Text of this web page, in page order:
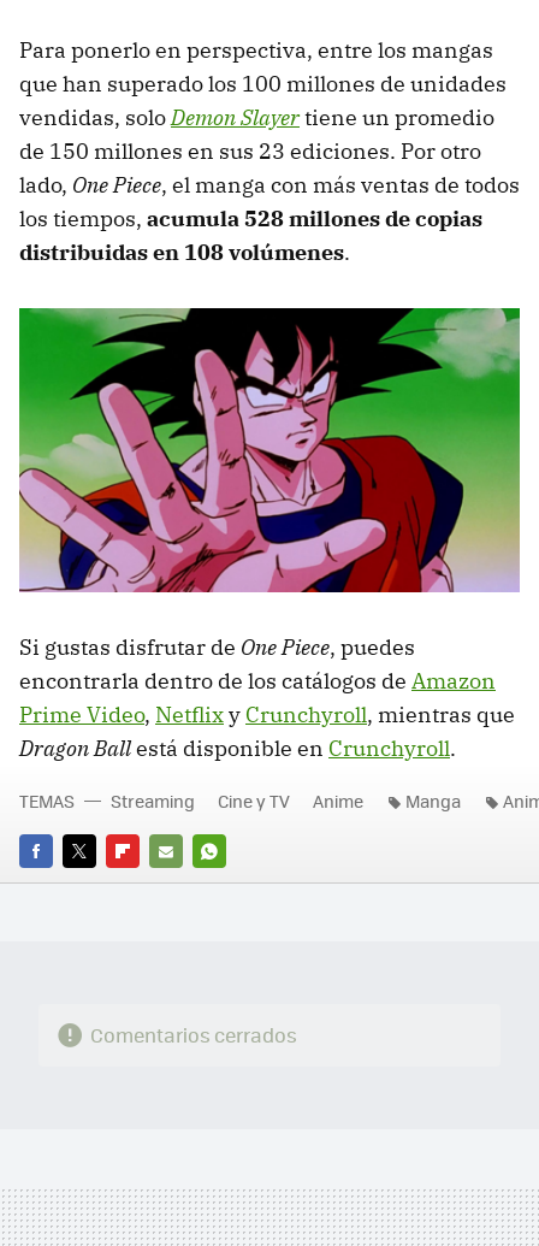
Para ponerlo en perspectiva, entre los mangas
que han superado los 100 millones de unidades
vendidas, soloDemon Slayertiene un promedio
de 150 millones en sus 23 ediciones. Por otro
lado, One Piece, el manga con más ventas de todos
los tiempos, acumula 528 millones de copias
distribuidas en 108 volúmenes.
Si gustas disfrutar de One Piece, puedes
encontrarla dentro de los catálogos de Amazon
Prime Video, Netflixy Crunchyroll, mientras que
Dragon Ballestá disponible en Crunchyroll.
FACEBOOK
TWITTERFLIPBOARD
E-
WHATSAPP
TEMAS Streaming Cine y TV Anime Manga
Comentarios cerrados